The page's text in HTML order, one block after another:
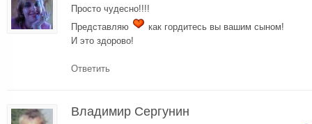
Просто чудесно!!!!
Представляю
как гордитесь вы вашим сыном!
И это здорово!
Ответить
Владимир Сергунин